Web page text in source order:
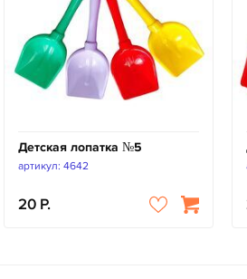
Детская лопатка №5
артикул: 4642
20